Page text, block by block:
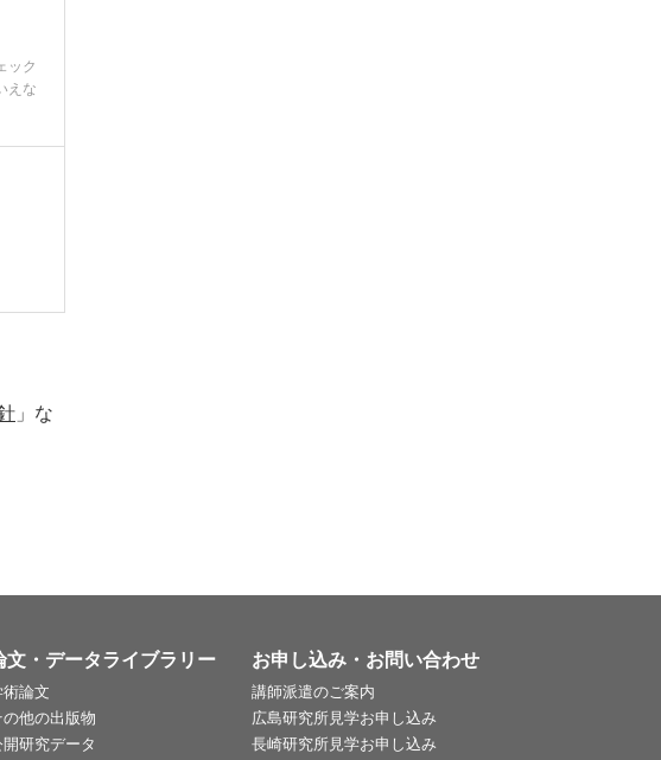
ック
えな
」な
文・データライブラリー
術論文
の他の出版物
開研究データ
お申し込み・お問い合わせ
講師派遣のご案内
広島研究所見学お申し込み
長崎研究所見学お申し込み